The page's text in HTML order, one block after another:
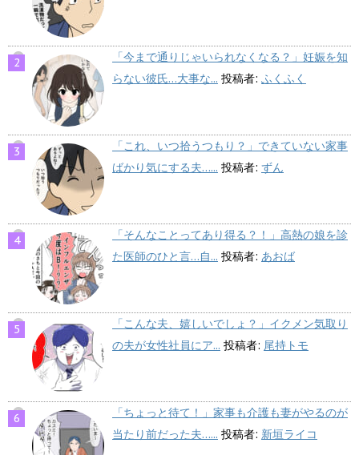
「今まで通りじゃいられなくなる？」妊娠を知
らない彼氏…大事な... 投稿者: ふくふく
「これ、いつ拾うつもり？」できていない家事
ばかり気にする夫…... 投稿者: ずん
「そんなことってあり得る？！」高熱の娘を診
た医師のひと言…自... 投稿者: あおば
「こんな夫、嬉しいでしょ？」イクメン気取り
の夫が女性社員にア... 投稿者: 尾持トモ
「ちょっと待て！」家事も介護も妻がやるのが
当たり前だった夫…... 投稿者: 新垣ライコ